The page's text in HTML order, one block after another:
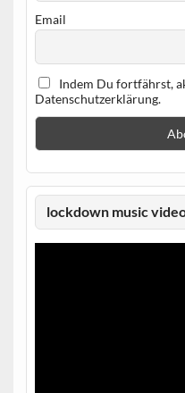
Email
Indem Du fortfährst,
Datenschutzerklärung.
lockdown music
Video-